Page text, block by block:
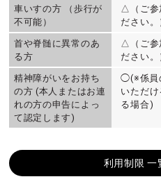
車いすの方 （歩行が
不可能）
△（ご参
ださい。
首や脊髄に異常のあ
る方
△（ご参
ださい。
精神障がいをお持ち
の方 (本人またはお連
れの方の申告によっ
て認定します)
◯(※係員
いただ
る場合)
利用制限 一